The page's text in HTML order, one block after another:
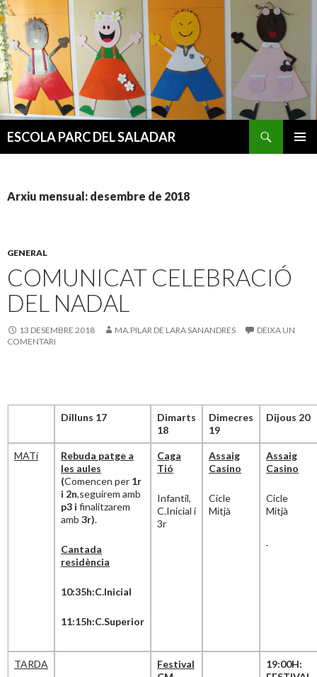
ESCOLA PARC DEL SALADAR
Arxiu mensual: desembre de 2018
GENERAL
COMUNICAT CELEBRACIÓ
DEL NADAL
13 DESEMBRE 2018 MA.PILAR DE LARA SANANDRES
DEIXA UN
COMENTARI
Dilluns 17
Dimarts
18
Dimecres
19
Dijous 20
MATí
Rebuda patge a
les aules
(Comencen per 1r
i 2n,seguirem amb
p3 i finalitzarem
amb 3r).
Cantada
residència
10:35h:C.Inicial
11:15h:C.Superior
Caga
Tió
Infantil,
C.Inicial i
3r
Assaig
Casino
Cicle
Mitjà
Assaig
Casino
Cicle
Mitjà
TARDA
Festival
19:00H: